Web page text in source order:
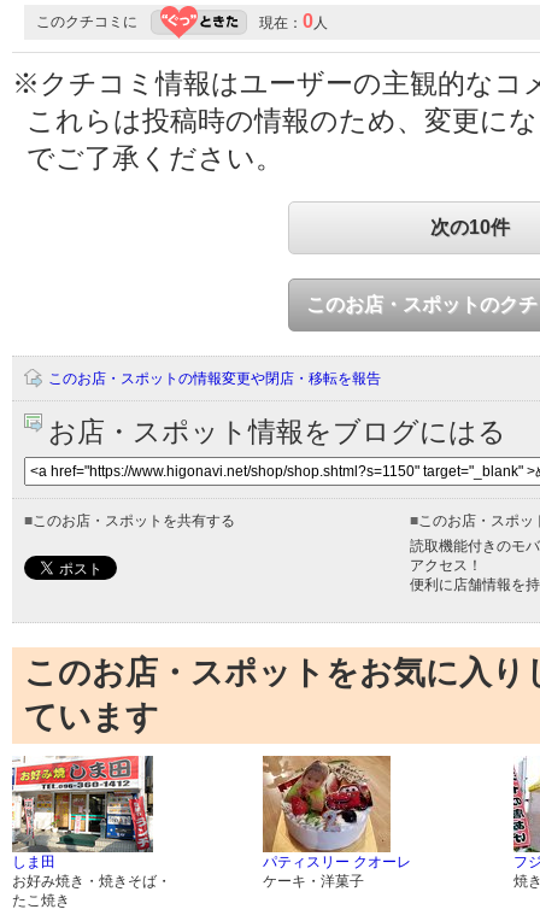
このクチコミに 現在： 0人
※クチコミ情報はユーザーの主観的なコ
これらは投稿時の情報のため、変更に
でご了承ください。
次の10件
このお店・スポットのク
このお店・スポットの情報変更や閉店・移転を報告
お店・スポット情報をブログにはる
■このお店・スポットを共有する ■このお店・スポッ
読取機能付きのモ
アクセス！
便利に店舗情報を
このお店・スポットをお気に入
ています
しま田
お好み焼き・焼きそば・
たこ焼き
パティスリー クオーレ
ケーキ・洋菓子
フ
焼